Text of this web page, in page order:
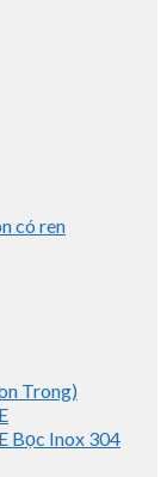
có ren
Trong)
Bọc Inox 304